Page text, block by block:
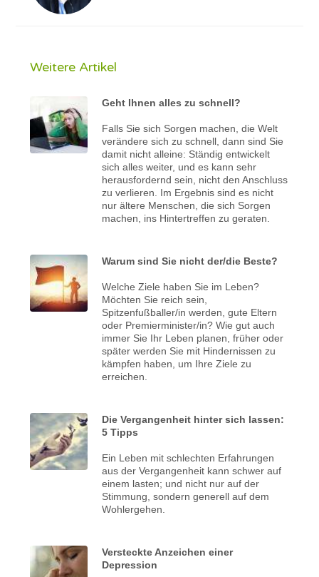
Weitere Artikel
Geht Ihnen alles zu schnell?
Falls Sie sich Sorgen machen, die Welt
verändere sich zu schnell, dann sind Sie
damit nicht alleine: Ständig entwickelt
sich alles weiter, und es kann sehr
herausfordernd sein, nicht den Anschluss
zu verlieren. Im Ergebnis sind es nicht
nur ältere Menschen, die sich Sorgen
machen, ins Hintertreffen zu geraten.
Warum sind Sie nicht der/die Beste?
Welche Ziele haben Sie im Leben?
Möchten Sie reich sein,
Spitzenfußballer/in werden, gute Eltern
oder Premierminister/in? Wie gut auch
immer Sie Ihr Leben planen, früher oder
später werden Sie mit Hindernissen zu
kämpfen haben, um Ihre Ziele zu
erreichen.
Die Vergangenheit hinter sich lassen:
5 Tipps
Ein Leben mit schlechten Erfahrungen
aus der Vergangenheit kann schwer auf
einem lasten; und nicht nur auf der
Stimmung, sondern generell auf dem
Wohlergehen.
Versteckte Anzeichen einer
Depression